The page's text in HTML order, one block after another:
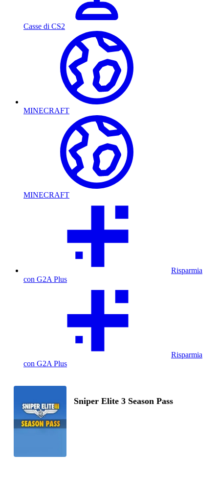
Casse di CS2
MINECRAFT
MINECRAFT
Risparmia
con G2A Plus
Risparmia
con G2A Plus
Sniper Elite 3 Season Pass